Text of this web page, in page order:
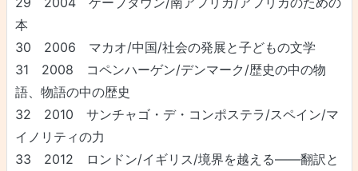
本
30 2006 マカオ/中国/社会の発展と子どもの文学
31 2008 コペンハーゲン/デンマーク/歴史の中の物
語、物語の中の歴史
32 2010 サンチャゴ・デ・コンポステラ/スペイン/マ
イノリティの力
33 2012 ロンドン/イギリス/境界を越える――翻訳と